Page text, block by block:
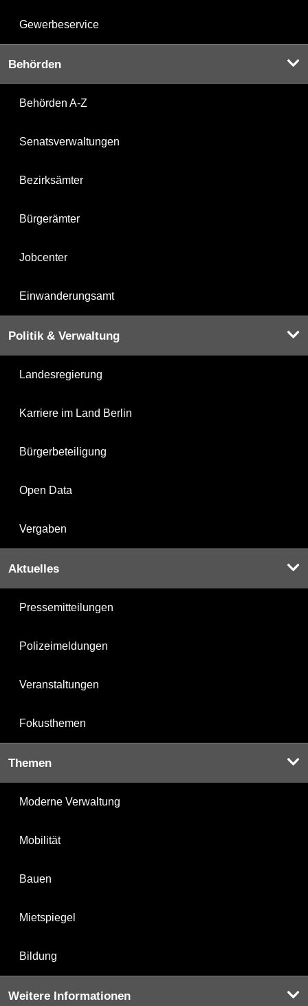
Gewerbeservice
Behörden
Behörden A-Z
Senatsverwaltungen
Bezirksämter
Bürgerämter
Jobcenter
Einwanderungsamt
Politik & Verwaltung
Landesregierung
Karriere im Land Berlin
Bürgerbeteiligung
Open Data
Vergaben
Aktuelles
Pressemitteilungen
Polizeimeldungen
Veranstaltungen
Fokusthemen
Themen
Moderne Verwaltung
Mobilität
Bauen
Mietspiegel
Bildung
Weitere Informationen